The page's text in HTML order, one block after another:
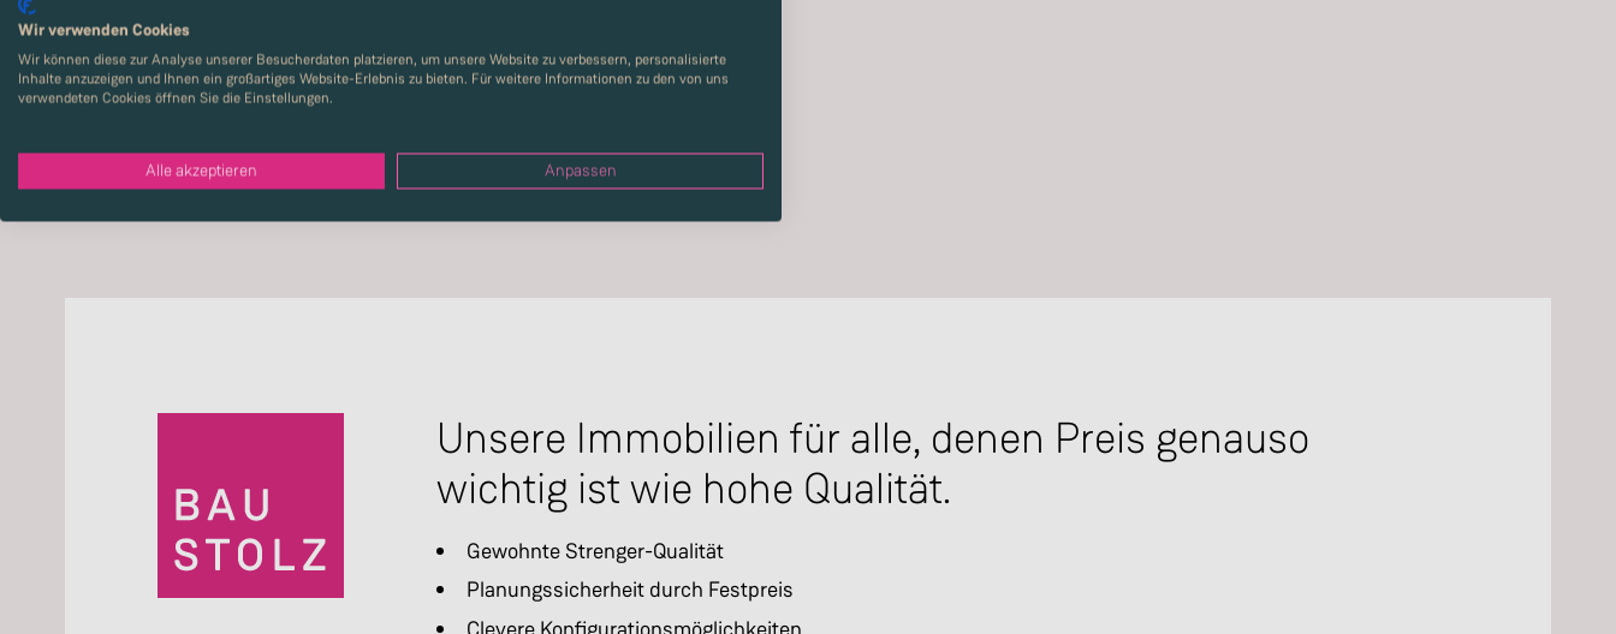
Unsere Immobilien für alle, denen Preis genauso
wichtig ist wie hohe Qualität.
Gewohnte Strenger-Qualität
Planungssicherheit durch Festpreis
Wir verwenden Cookies
Wir können diese zur Analyse unserer Besucherdaten platzieren, um unsere Website zu verbessern, personalisierte
Inhalte anzuzeigen und Ihnen ein großartiges Website-Erlebnis zu bieten. Für weitere Informationen zu den von uns
verwendeten Cookies öffnen Sie die Einstellungen.
Alle akzeptieren Anpassen